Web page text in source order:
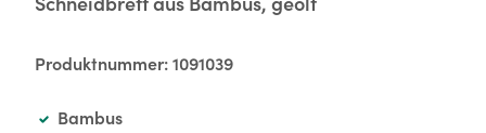
Produktnummer:1091039
Bambus